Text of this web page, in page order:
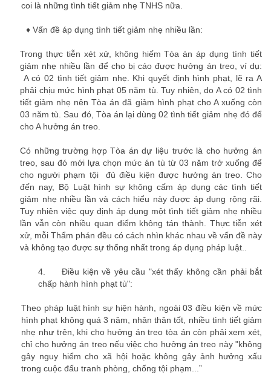
coi là những tình tiết giảm nhẹ TNHS nữa.
♦ Vấn đề áp dụng tình tiết giảm nhẹ nhiều lần:
Trong thực tiễn xét xử, không hiếm Tòa án áp dụng tình tiết
giảm nhẹ nhiều lần để cho bị cáo được hưởng án treo, ví dụ:
A có 02 tình tiết giảm nhẹ. Khi quyết định hình phạt, lẽ ra A
phải chịu mức hình phạt 05 năm tù. Tuy nhiên, do A có 02 tình
tiết giảm nhẹ nên Tòa án đã giảm hình phạt cho A xuống còn
03 năm tù. Sau đó, Tòa án lại dùng 02 tình tiết giảm nhẹ đó để
cho A hưởng án treo.
Có những trường hợp Tòa án dự liệu trước là cho hưởng án
treo, sau đó mới lựa chọn mức án tù từ 03 năm trở xuống để
cho người phạm tội đủ điều kiện được hưởng án treo. Cho
đến nay, Bộ Luật hình sự không cấm áp dụng các tình tiết
giảm nhẹ nhiều lần và cách hiểu này được áp dụng rộng rãi.
Tuy nhiên việc quy định áp dụng một tình tiết giảm nhẹ nhiều
lần vẫn còn nhiều quan điểm không tán thành. Thực tiễn xét
xử, mỗi Thẩm phán đều có cách nhìn khác nhau về vấn đề này
và không tạo được sự thống nhất trong áp dụng pháp luật..
4.Điều kiện về yêu cầu "xét thấy không cần phải bắt
chấp hành hình phạt tù":
Theo pháp luật hình sự hiện hành, ngoài 03 điều kiện về mức
hình phạt không quá 3 năm, nhân thân tốt, nhiều tình tiết giảm
nhẹ như trên, khi cho hưởng án treo tòa án còn phải xem xét,
chỉ cho hưởng án treo nếu việc cho hưởng án treo này "không
gây nguy hiểm cho xã hội hoặc không gây ảnh hưởng xấu
trong cuộc đấu tranh phòng, chống tội phạm...”